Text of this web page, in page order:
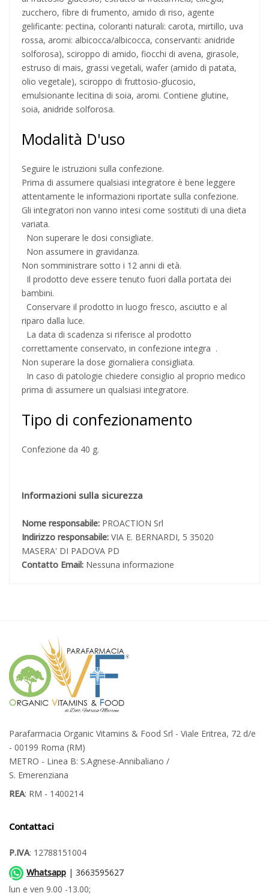
zucchero, fibre di frumento, amido di riso, agente
gelificante: pectina, coloranti naturali: carota, mirtillo, uva
rossa, aromi: albicocca/albicocca, conservanti: anidride
solforosa), sciroppo di amido, fiocchi di avena, girasole,
estruso di mais, grassi vegetali, wafer (amido di patata,
olio vegetale), sciroppo di fruttosio-glucosio,
emulsionante lecitina di soia, aromi. Contiene glutine,
soia, anidride solforosa.
Modalità D'uso
Seguire le istruzioni sulla confezione.
Prima di assumere qualsiasi integratore è bene leggere
attentamente le informazioni riportate sulla confezione.
Gli integratori non vanno intesi come sostituti di una dieta
variata.
Non superare le dosi consigliate.
Non assumere in gravidanza.
Non somministrare sotto i 12 anni di età.
Il prodotto deve essere tenuto fuori dalla portata dei
bambini.
Conservare il prodotto in luogo fresco, asciutto e al
riparo dalla luce.
La data di scadenza si riferisce al prodotto
correttamente conservato, in confezione integra .
Non superare la dose giornaliera consigliata.
In caso di patologie chiedere consiglio al proprio medico
prima di assumere un qualsiasi integratore.
Tipo di confezionamento
Confezione da 40 g.
Informazioni sulla sicurezza
Nome responsabile: PROACTION Srl
Indirizzo responsabile: VIA E. BERNARDI, 5 35020
MASERA' DI PADOVA PD
Contatto Email: Nessuna informazione
Parafarmacia Organic Vitamins & Food Srl - Viale Eritrea, 72 d/e
- 00199 Roma (RM)
METRO - Linea B: S.Agnese-Annibaliano /
S. Emerenziana
REA: RM - 1400214
Contattaci
P.IVA: 12788151004
Whatsapp | 3663595627
lun e ven 9.00 -13.00;